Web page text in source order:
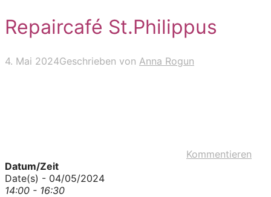
Repaircafé St.Philippus
4. Mai 2024Geschrieben von Anna Rogun
Kommentieren
Datum/Zeit
Date(s) - 04/05/2024
14:00 - 16:30